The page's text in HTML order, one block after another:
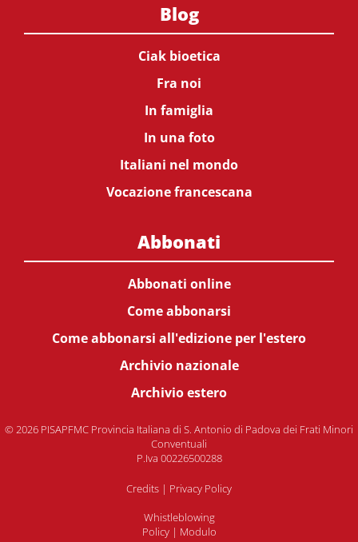
Blog
Ciak bioetica
Fra noi
In famiglia
In una foto
Italiani nel mondo
Vocazione francescana
Abbonati
Abbonati online
Come abbonarsi
Come abbonarsi all'edizione per l'estero
Archivio nazionale
Archivio estero
© 2026 PISAPFMC Provincia Italiana di S. Antonio di Padova dei Frati Minori
Conventuali
P.Iva 00226500288
Credits | Privacy Policy
Whistleblowing
Policy| Modulo